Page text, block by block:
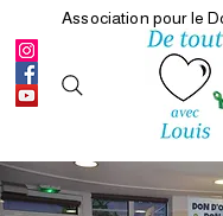
Association pour le